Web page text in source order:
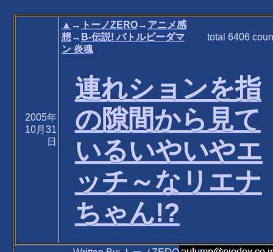
2005年
10月31
日
▲ → トーノZERO→ アニメ感
想 → B-伝説! バトルビーダマ
ン 炎魂
total 6406
連れションを指
の隙間から見て
いるいやいやエ
ッチ～なリエナ
ちゃん!?